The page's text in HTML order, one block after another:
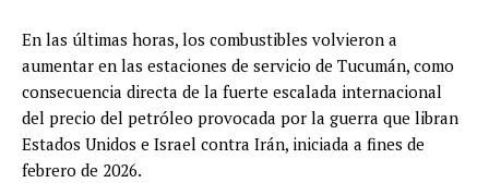
En las últimas horas, los combustibles volvieron a
aumentar en las estaciones de servicio de Tucumán, como
consecuencia directa de la fuerte escalada internacional
del precio del petróleo provocada por la guerra que libran
Estados Unidos e Israel contra Irán, iniciada a fines de
febrero de 2026.